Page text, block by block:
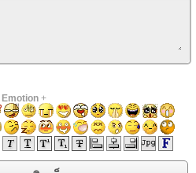
Emotion+